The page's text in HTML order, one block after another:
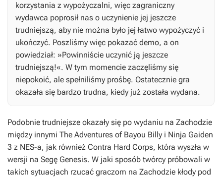
korzystania z wypożyczalni, więc zagraniczny
wydawca poprosił nas o uczynienie jej jeszcze
trudniejszą, aby nie można było jej łatwo wypożyczyć i
ukończyć. Poszliśmy więc pokazać demo, a on
powiedział: »Powinniście uczynić ją jeszcze
trudniejszą!«. W tym momencie zaczęliśmy się
niepokoić, ale spełniliśmy prośbę. Ostatecznie gra
okazała się bardzo trudna, kiedy już została wydana.
Podobnie trudniejsze okazały się po wydaniu na Zachodzie
między innymi The Adventures of Bayou Billy i Ninja Gaiden
3 z NES-a, jak również Contra Hard Corps, która wyszła w
wersji na Segę Genesis. W jaki sposób twórcy próbowali w
takich sytuacjach rzucać graczom na Zachodzie kłody pod